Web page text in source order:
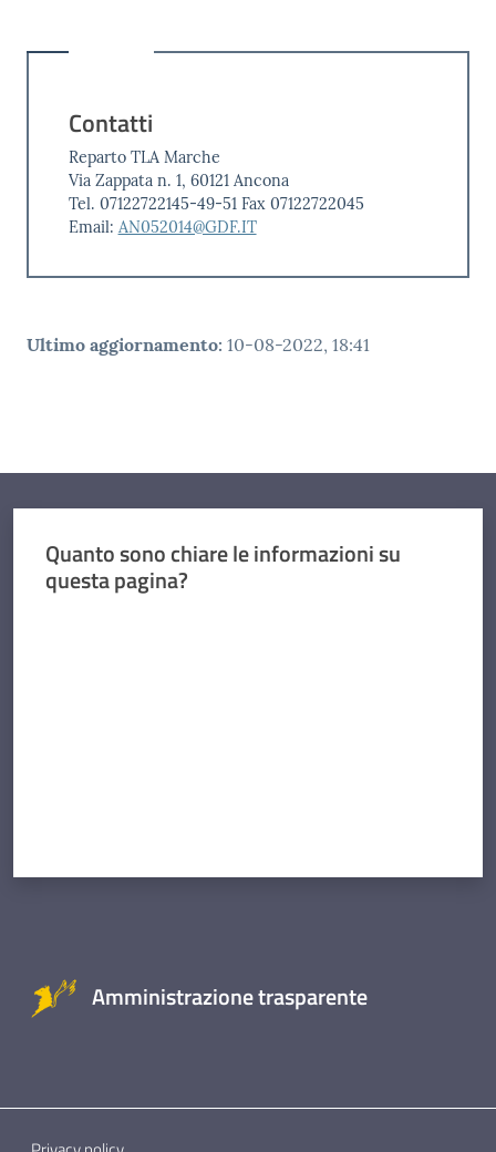
Contatti
Reparto TLA Marche
Via Zappata n. 1, 60121 Ancona
Tel. 07122722145-49-51 Fax 07122722045
Email: AN052014@GDF.IT
Ultimo aggiornamento: 10-08-2022, 18:41
Quanto sono chiare le informazioni su
questa pagina?
Amministrazione trasparente